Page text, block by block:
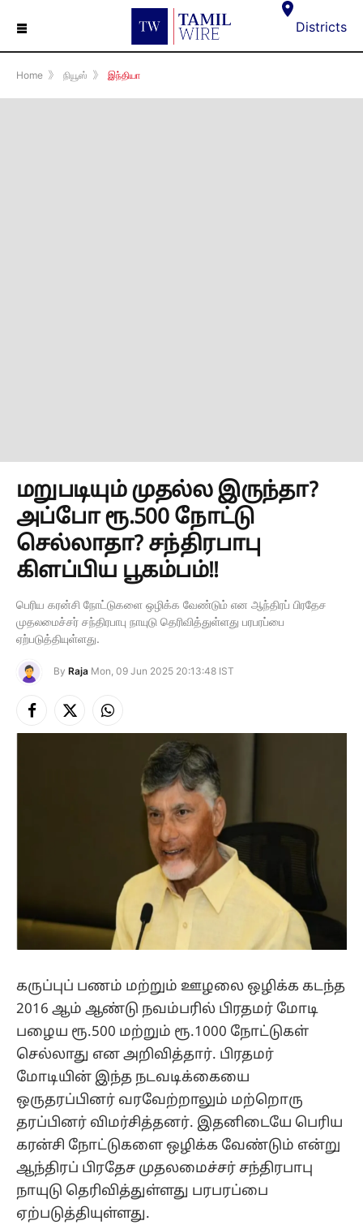
☰ Districts
Home 》 நியூஸ் 》 இந்தியா
மறுபடியும் முதல்ல இருந்தா?
அப்போ ரூ.500 நோட்டு
செல்லாதா? சந்திரபாபு
கிளப்பிய பூகம்பம்!!
பெரிய கரன்சி நோட்டுகளை ஒழிக்க வேண்டும் என ஆந்திரப் பிரதேச
முதலமைச்சர் சந்திரபாபு நாயுடு தெரிவித்துள்ளது பரபரப்பை
ஏற்படுத்தியுள்ளது.
By Raja Mon, 09 Jun 2025 20:13:48 IST
Facebook
X
(Twitter)
Instagram
கருப்புப் பணம் மற்றும் ஊழலை ஒழிக்க கடந்த
2016 ஆம் ஆண்டு நவம்பரில் பிரதமர் மோடி
பழைய ரூ.500 மற்றும் ரூ.1000 நோட்டுகள்
செல்லாது என அறிவித்தார். பிரதமர்
மோடியின் இந்த நடவடிக்கையை
ஒருதரப்பினர் வரவேற்றாலும் மற்றொரு
தரப்பினர் விமர்சித்தனர். இதனிடையே பெரிய
கரன்சி நோட்டுகளை ஒழிக்க வேண்டும் என்று
ஆந்திரப் பிரதேச முதலமைச்சர் சந்திரபாபு
நாயுடு தெரிவித்துள்ளது பரபரப்பை
ஏற்படுத்தியுள்ளது.